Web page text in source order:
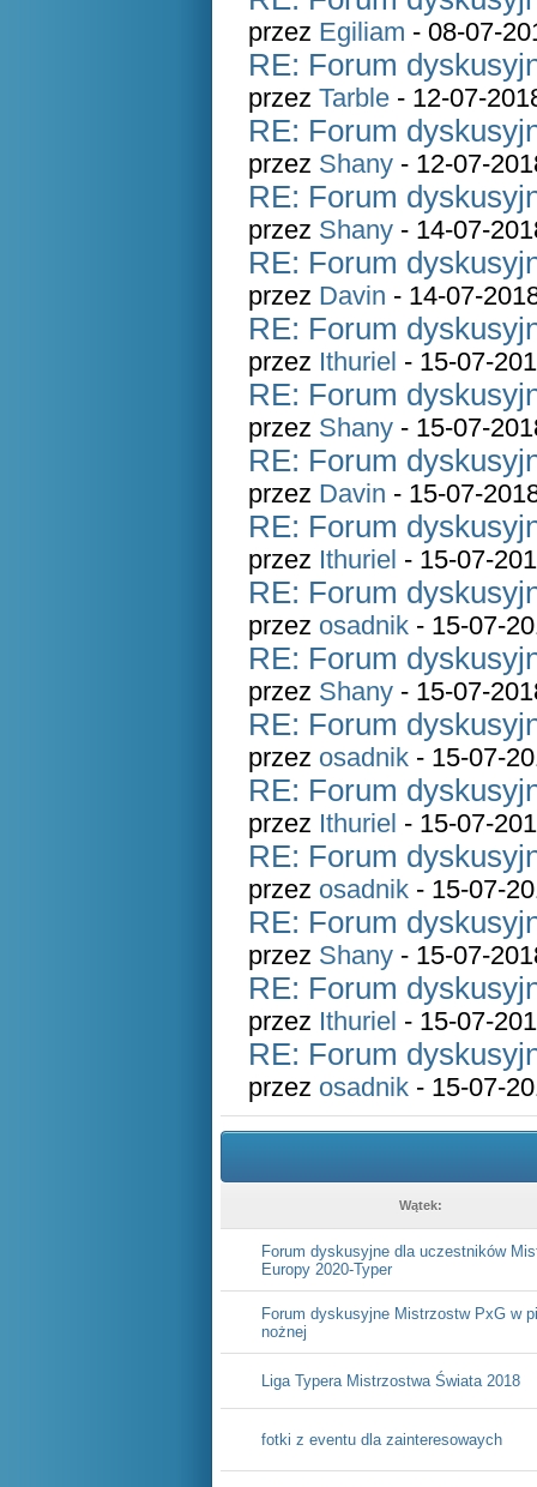
przez Egiliam - 08-07-
RE: Forum
przez Tarble - 12-07-
RE: Forum
przez Shany - 12-07-
RE: Forum
przez Shany - 14-07-
RE: Forum
przez Davin - 14-07-
RE: Forum
przez Ithuriel - 15-07-
RE: Forum
przez Shany - 15-07-
RE: Forum
przez Davin - 15-07-
RE: Forum
przez Ithuriel - 15-07-
RE: Forum
przez osadnik - 15-07-
RE: Forum
przez Shany - 15-07-
RE: Forum
przez osadnik - 15-07-
RE: Forum
przez Ithuriel - 15-07-
RE: Forum
przez osadnik - 15-07-
RE: Forum
przez Shany - 15-07-
RE: Forum
przez Ithuriel - 15-07-
RE: Forum
przez osadnik - 15-07-
Wątek:
Forum dyskusyjne dla uczestników
Europy 2020-Typer
Forum dyskusyjne Mistrzostw PxG w
nożnej
Liga Typera Mistrzostwa Świata 2018
fotki z eventu dla zainteresowaych